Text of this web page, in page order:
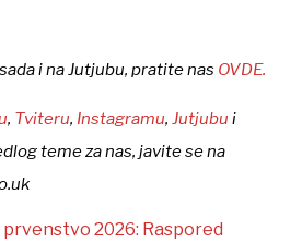
i na Jutjubu, pratite nas OVDE.
, Tviteru, Instagramu, Jutjubu i
teme za nas, javite se na
2026: Raspored